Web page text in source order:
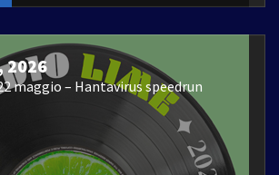
2026
maggio – Hantavirus speedrun